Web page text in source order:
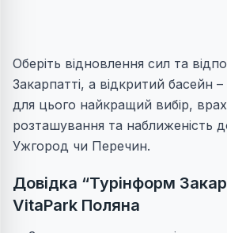
Оберіть відновлення сил та
Закарпатті, а відкритий басейн
для цього найкращий вибір,
розташування та наближеність
Ужгород чи Перечин.
Довідка “Турінформ
VitaPark Поляна